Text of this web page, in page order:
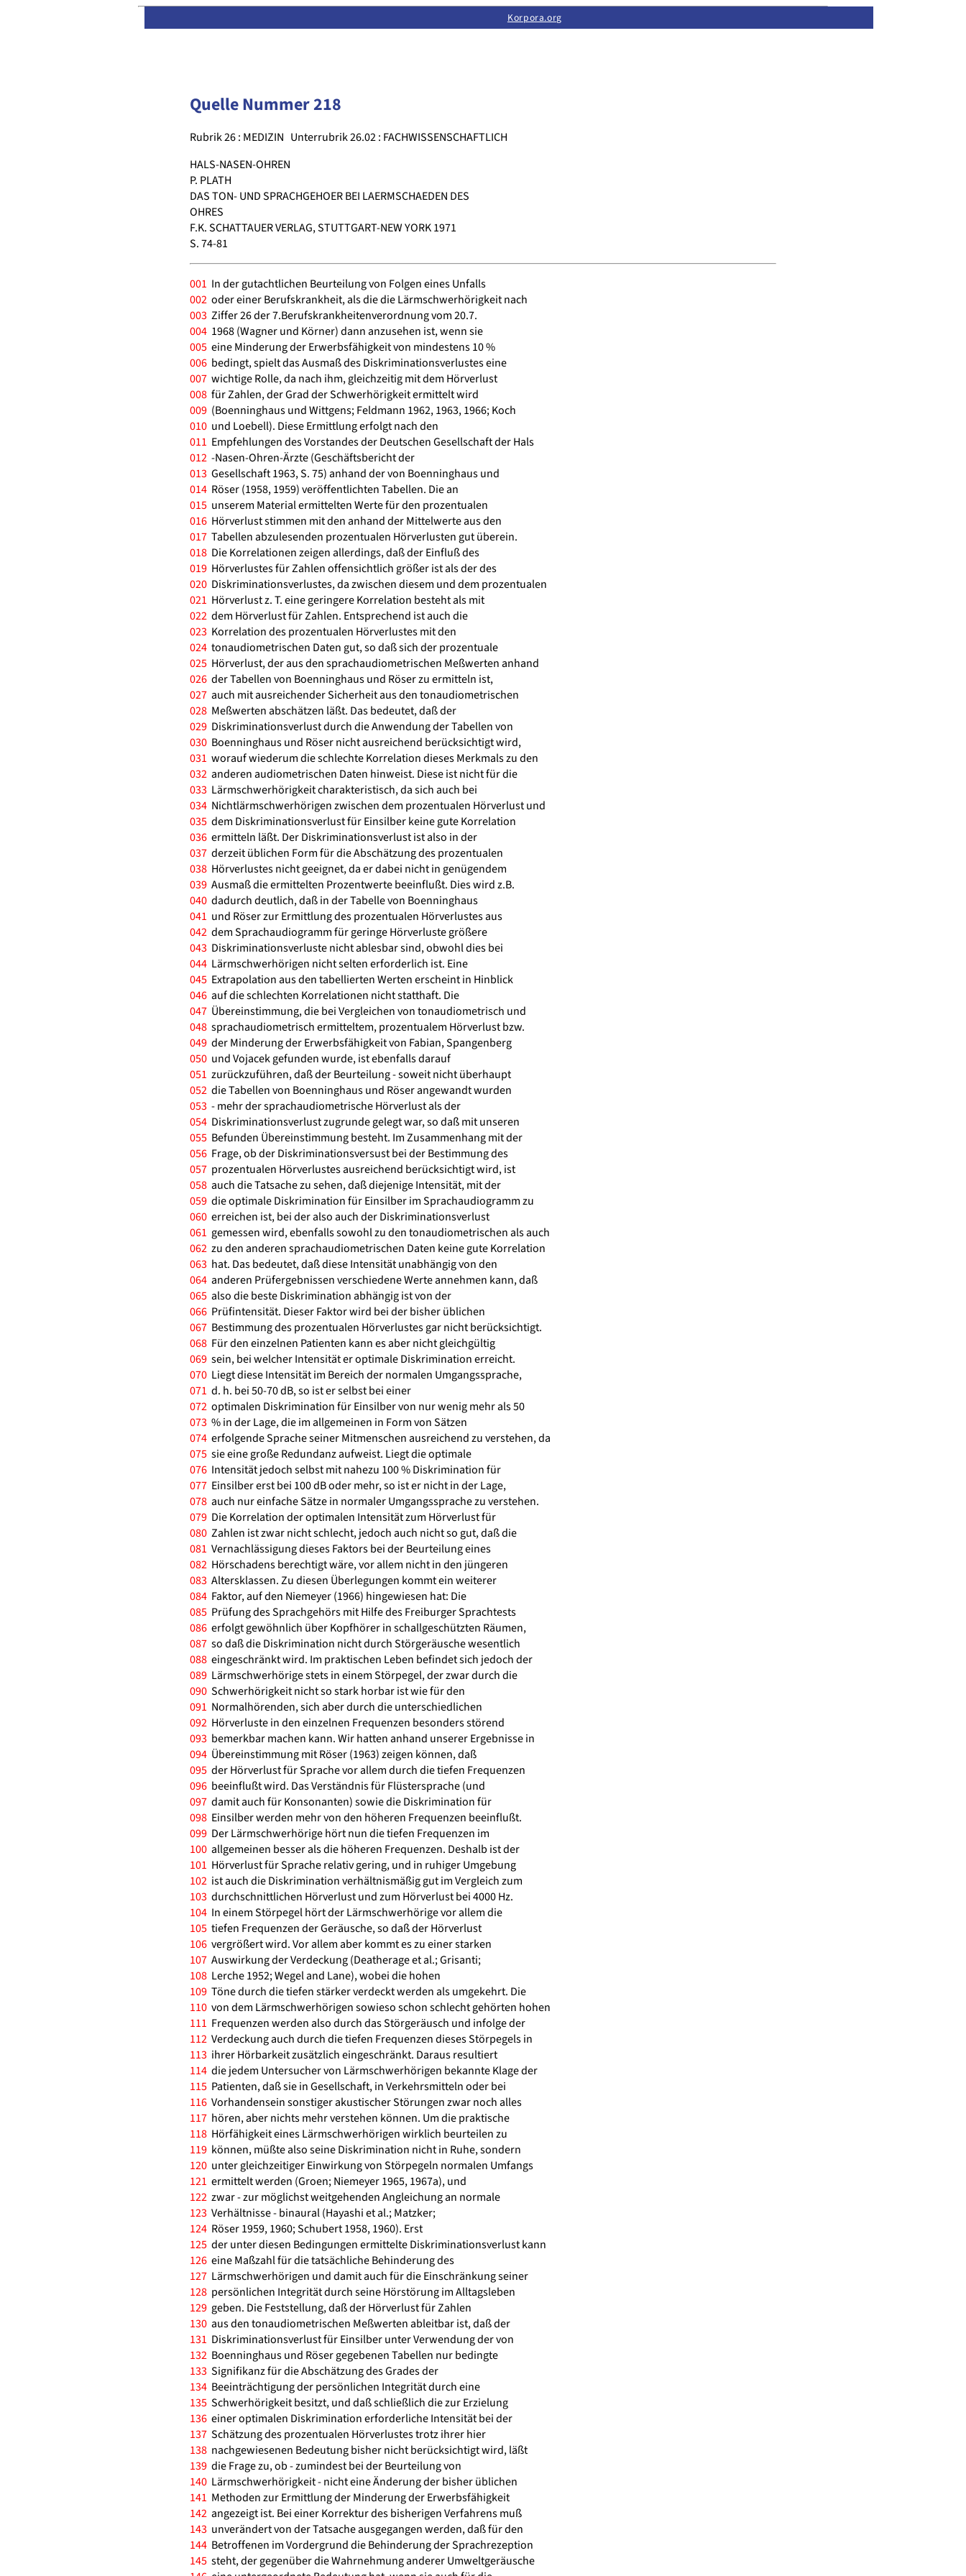
Feedback·Korpora.org
Quelle Nummer 218
Rubrik 26 : MEDIZIN Unterrubrik 26.02 : FACHWISSENSCHAFTLICH
HALS-NASEN-OHREN
P. PLATH
DAS TON- UND SPRACHGEHOER BEI LAERMSCHAEDEN DES
OHRES
F.K. SCHATTAUER VERLAG, STUTTGART-NEW YORK 1971
S. 74-81
001 In der gutachtlichen Beurteilung von Folgen eines Unfalls
002 oder einer Berufskrankheit, als die die Lärmschwerhörigkeit nach
003 Ziffer 26 der 7.Berufskrankheitenverordnung vom 20.7.
004 1968 (Wagner und Körner) dann anzusehen ist, wenn sie
005 eine Minderung der Erwerbsfähigkeit von mindestens 10 %
006 bedingt, spielt das Ausmaß des Diskriminationsverlustes eine
007 wichtige Rolle, da nach ihm, gleichzeitig mit dem Hörverlust
008 für Zahlen, der Grad der Schwerhörigkeit ermittelt wird
009 (Boenninghaus und Wittgens; Feldmann 1962, 1963, 1966; Koch
010 und Loebell). Diese Ermittlung erfolgt nach den
011 Empfehlungen des Vorstandes der Deutschen Gesellschaft der Hals
012 -Nasen-Ohren-Ärzte (Geschäftsbericht der
013 Gesellschaft 1963, S. 75) anhand der von Boenninghaus und
014 Röser (1958, 1959) veröffentlichten Tabellen. Die an
015 unserem Material ermittelten Werte für den prozentualen
016 Hörverlust stimmen mit den anhand der Mittelwerte aus den
017 Tabellen abzulesenden prozentualen Hörverlusten gut überein.
018 Die Korrelationen zeigen allerdings, daß der Einfluß des
019 Hörverlustes für Zahlen offensichtlich größer ist als der des
020 Diskriminationsverlustes, da zwischen diesem und dem prozentualen
021 Hörverlust z. T. eine geringere Korrelation besteht als mit
022 dem Hörverlust für Zahlen. Entsprechend ist auch die
023 Korrelation des prozentualen Hörverlustes mit den
024 tonaudiometrischen Daten gut, so daß sich der prozentuale
025 Hörverlust, der aus den sprachaudiometrischen Meßwerten anhand
026 der Tabellen von Boenninghaus und Röser zu ermitteln ist,
027 auch mit ausreichender Sicherheit aus den tonaudiometrischen
028 Meßwerten abschätzen läßt. Das bedeutet, daß der
029 Diskriminationsverlust durch die Anwendung der Tabellen von
030 Boenninghaus und Röser nicht ausreichend berücksichtigt wird,
031 worauf wiederum die schlechte Korrelation dieses Merkmals zu den
032 anderen audiometrischen Daten hinweist. Diese ist nicht für die
033 Lärmschwerhörigkeit charakteristisch, da sich auch bei
034 Nichtlärmschwerhörigen zwischen dem prozentualen Hörverlust und
035 dem Diskriminationsverlust für Einsilber keine gute Korrelation
036 ermitteln läßt. Der Diskriminationsverlust ist also in der
037 derzeit üblichen Form für die Abschätzung des prozentualen
038 Hörverlustes nicht geeignet, da er dabei nicht in genügendem
039 Ausmaß die ermittelten Prozentwerte beeinflußt. Dies wird z.B.
040 dadurch deutlich, daß in der Tabelle von Boenninghaus
041 und Röser zur Ermittlung des prozentualen Hörverlustes aus
042 dem Sprachaudiogramm für geringe Hörverluste größere
043 Diskriminationsverluste nicht ablesbar sind, obwohl dies bei
044 Lärmschwerhörigen nicht selten erforderlich ist. Eine
045 Extrapolation aus den tabellierten Werten erscheint in Hinblick
046 auf die schlechten Korrelationen nicht statthaft. Die
047 Übereinstimmung, die bei Vergleichen von tonaudiometrisch und
048 sprachaudiometrisch ermitteltem, prozentualem Hörverlust bzw.
049 der Minderung der Erwerbsfähigkeit von Fabian, Spangenberg
050 und Vojacek gefunden wurde, ist ebenfalls darauf
051 zurückzuführen, daß der Beurteilung - soweit nicht überhaupt
052 die Tabellen von Boenninghaus und Röser angewandt wurden
053 - mehr der sprachaudiometrische Hörverlust als der
054 Diskriminationsverlust zugrunde gelegt war, so daß mit unseren
055 Befunden Übereinstimmung besteht. Im Zusammenhang mit der
056 Frage, ob der Diskriminationsversust bei der Bestimmung des
057 prozentualen Hörverlustes ausreichend berücksichtigt wird, ist
058 auch die Tatsache zu sehen, daß diejenige Intensität, mit der
059 die optimale Diskrimination für Einsilber im Sprachaudiogramm zu
060 erreichen ist, bei der also auch der Diskriminationsverlust
061 gemessen wird, ebenfalls sowohl zu den tonaudiometrischen als auch
062 zu den anderen sprachaudiometrischen Daten keine gute Korrelation
063 hat. Das bedeutet, daß diese Intensität unabhängig von den
064 anderen Prüfergebnissen verschiedene Werte annehmen kann, daß
065 also die beste Diskrimination abhängig ist von der
066 Prüfintensität. Dieser Faktor wird bei der bisher üblichen
067 Bestimmung des prozentualen Hörverlustes gar nicht berücksichtigt.
068 Für den einzelnen Patienten kann es aber nicht gleichgültig
069 sein, bei welcher Intensität er optimale Diskrimination erreicht.
070 Liegt diese Intensität im Bereich der normalen Umgangssprache,
071 d. h. bei 50-70 dB, so ist er selbst bei einer
072 optimalen Diskrimination für Einsilber von nur wenig mehr als 50
073 % in der Lage, die im allgemeinen in Form von Sätzen
074 erfolgende Sprache seiner Mitmenschen ausreichend zu verstehen, da
075 sie eine große Redundanz aufweist. Liegt die optimale
076 Intensität jedoch selbst mit nahezu 100 % Diskrimination für
077 Einsilber erst bei 100 dB oder mehr, so ist er nicht in der Lage,
078 auch nur einfache Sätze in normaler Umgangssprache zu verstehen.
079 Die Korrelation der optimalen Intensität zum Hörverlust für
080 Zahlen ist zwar nicht schlecht, jedoch auch nicht so gut, daß die
081 Vernachlässigung dieses Faktors bei der Beurteilung eines
082 Hörschadens berechtigt wäre, vor allem nicht in den jüngeren
083 Altersklassen. Zu diesen Überlegungen kommt ein weiterer
084 Faktor, auf den Niemeyer (1966) hingewiesen hat: Die
085 Prüfung des Sprachgehörs mit Hilfe des Freiburger Sprachtests
086 erfolgt gewöhnlich über Kopfhörer in schallgeschützten Räumen,
087 so daß die Diskrimination nicht durch Störgeräusche wesentlich
088 eingeschränkt wird. Im praktischen Leben befindet sich jedoch der
089 Lärmschwerhörige stets in einem Störpegel, der zwar durch die
090 Schwerhörigkeit nicht so stark horbar ist wie für den
091 Normalhörenden, sich aber durch die unterschiedlichen
092 Hörverluste in den einzelnen Frequenzen besonders störend
093 bemerkbar machen kann. Wir hatten anhand unserer Ergebnisse in
094 Übereinstimmung mit Röser (1963) zeigen können, daß
095 der Hörverlust für Sprache vor allem durch die tiefen Frequenzen
096 beeinflußt wird. Das Verständnis für Flüstersprache (und
097 damit auch für Konsonanten) sowie die Diskrimination für
098 Einsilber werden mehr von den höheren Frequenzen beeinflußt.
099 Der Lärmschwerhörige hört nun die tiefen Frequenzen im
100 allgemeinen besser als die höheren Frequenzen. Deshalb ist der
101 Hörverlust für Sprache relativ gering, und in ruhiger Umgebung
102 ist auch die Diskrimination verhältnismäßig gut im Vergleich zum
103 durchschnittlichen Hörverlust und zum Hörverlust bei 4000 Hz.
104 In einem Störpegel hört der Lärmschwerhörige vor allem die
105 tiefen Frequenzen der Geräusche, so daß der Hörverlust
106 vergrößert wird. Vor allem aber kommt es zu einer starken
107 Auswirkung der Verdeckung (Deatherage et al.; Grisanti;
108 Lerche 1952; Wegel and Lane), wobei die hohen
109 Töne durch die tiefen stärker verdeckt werden als umgekehrt. Die
110 von dem Lärmschwerhörigen sowieso schon schlecht gehörten hohen
111 Frequenzen werden also durch das Störgeräusch und infolge der
112 Verdeckung auch durch die tiefen Frequenzen dieses Störpegels in
113 ihrer Hörbarkeit zusätzlich eingeschränkt. Daraus resultiert
114 die jedem Untersucher von Lärmschwerhörigen bekannte Klage der
115 Patienten, daß sie in Gesellschaft, in Verkehrsmitteln oder bei
116 Vorhandensein sonstiger akustischer Störungen zwar noch alles
117 hören, aber nichts mehr verstehen können. Um die praktische
118 Hörfähigkeit eines Lärmschwerhörigen wirklich beurteilen zu
119 können, müßte also seine Diskrimination nicht in Ruhe, sondern
120 unter gleichzeitiger Einwirkung von Störpegeln normalen Umfangs
121 ermittelt werden (Groen; Niemeyer 1965, 1967a), und
122 zwar - zur möglichst weitgehenden Angleichung an normale
123 Verhältnisse - binaural (Hayashi et al.; Matzker;
124 Röser 1959, 1960; Schubert 1958, 1960). Erst
125 der unter diesen Bedingungen ermittelte Diskriminationsverlust kann
126 eine Maßzahl für die tatsächliche Behinderung des
127 Lärmschwerhörigen und damit auch für die Einschränkung seiner
128 persönlichen Integrität durch seine Hörstörung im Alltagsleben
129 geben. Die Feststellung, daß der Hörverlust für Zahlen
130 aus den tonaudiometrischen Meßwerten ableitbar ist, daß der
131 Diskriminationsverlust für Einsilber unter Verwendung der von
132 Boenninghaus und Röser gegebenen Tabellen nur bedingte
133 Signifikanz für die Abschätzung des Grades der
134 Beeinträchtigung der persönlichen Integrität durch eine
135 Schwerhörigkeit besitzt, und daß schließlich die zur Erzielung
136 einer optimalen Diskrimination erforderliche Intensität bei der
137 Schätzung des prozentualen Hörverlustes trotz ihrer hier
138 nachgewiesenen Bedeutung bisher nicht berücksichtigt wird, läßt
139 die Frage zu, ob - zumindest bei der Beurteilung von
140 Lärmschwerhörigkeit - nicht eine Änderung der bisher üblichen
141 Methoden zur Ermittlung der Minderung der Erwerbsfähigkeit
142 angezeigt ist. Bei einer Korrektur des bisherigen Verfahrens muß
143 unverändert von der Tatsache ausgegangen werden, daß für den
144 Betroffenen im Vordergrund die Behinderung der Sprachrezeption
145 steht, der gegenüber die Wahrnehmung anderer Umweltgeräusche
Korpora.org